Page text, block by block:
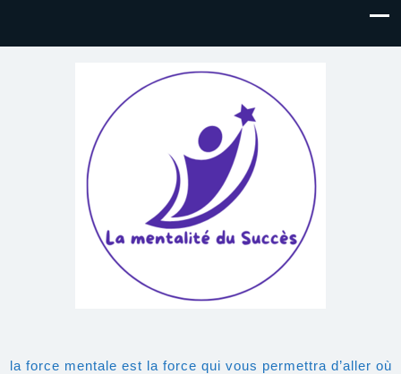
la force mentale est la force qui vous permettra d’aller où